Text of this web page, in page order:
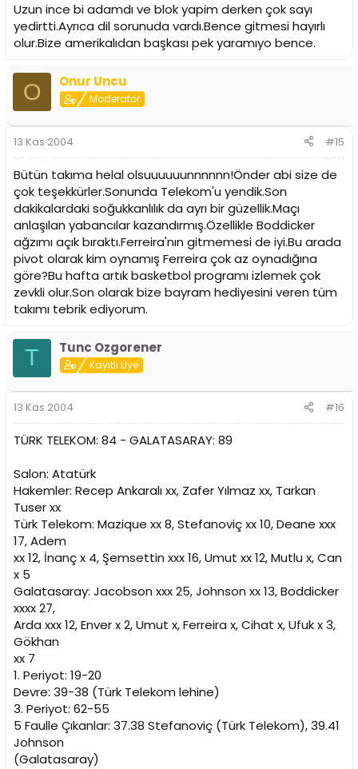
Uzun ince bi adamdı ve blok yapim derken çok sayı
yedirtti.Ayrıca dil sorunuda vardı.Bence gitmesi hayırlı
olur.Bize amerikalıdan başkası pek yaramıyo bence.
O Onur Uncu
Moderator
13 Kas 2004 #15
Bütün takıma helal olsuuuuuunnnnnn!Önder abi size de
çok teşekkürler.Sonunda Telekom'u yendik.Son
dakikalardaki soğukkanlılık da ayrı bir güzellik.Maçı
anlaşılan yabancılar kazandırmış.Özellikle Boddicker
ağzımı açık bıraktı.Ferreira'nın gitmemesi de iyi.Bu arada
pivot olarak kim oynamış Ferreira çok az oynadığına
göre?Bu hafta artık basketbol programı izlemek çok
zevkli olur.Son olarak bize bayram hediyesini veren tüm
takımı tebrik ediyorum.
T Tunc Ozgorener
Kayıtlı Üye
13 Kas 2004 #16
TÜRK TELEKOM: 84 - GALATASARAY: 89
Salon: Atatürk
Hakemler: Recep Ankaralı xx, Zafer Yılmaz xx, Tarkan
Tuser xx
Türk Telekom: Mazique xx 8, Stefanoviç xx 10, Deane xxx
17, Adem
xx 12, İnanç x 4, Şemsettin xxx 16, Umut xx 12, Mutlu x, Can
x 5
Galatasaray: Jacobson xxx 25, Johnson xx 13, Boddicker
xxxx 27,
Arda xxx 12, Enver x 2, Umut x, Ferreira x, Cihat x, Ufuk x 3,
Gökhan
xx 7
1. Periyot: 19-20
Devre: 39-38 (Türk Telekom lehine)
3. Periyot: 62-55
5 Faulle Çıkanlar: 37.38 Stefanoviç (Türk Telekom), 39.41
Johnson
(Galatasaray)